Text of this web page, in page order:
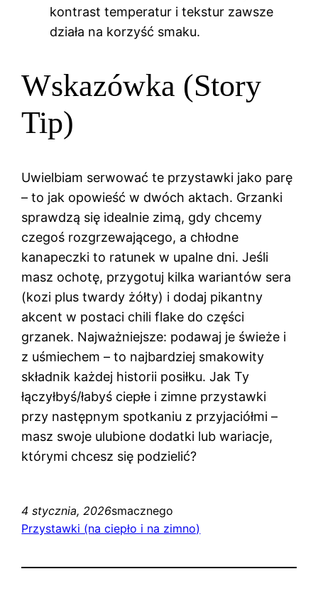
kontrast temperatur i tekstur zawsze
działa na korzyść smaku.
Wskazówka (Story
Tip)
Uwielbiam serwować te przystawki jako parę
– to jak opowieść w dwóch aktach. Grzanki
sprawdzą się idealnie zimą, gdy chcemy
czegoś rozgrzewającego, a chłodne
kanapeczki to ratunek w upalne dni. Jeśli
masz ochotę, przygotuj kilka wariantów sera
(kozi plus twardy żółty) i dodaj pikantny
akcent w postaci chili flake do części
grzanek. Najważniejsze: podawaj je świeże i
z uśmiechem – to najbardziej smakowity
składnik każdej historii posiłku. Jak Ty
łączyłbyś/łabyś ciepłe i zimne przystawki
przy następnym spotkaniu z przyjaciółmi –
masz swoje ulubione dodatki lub wariacje,
którymi chcesz się podzielić?
4 stycznia, 2026smacznego
Przystawki (na ciepło i na zimno)